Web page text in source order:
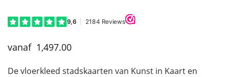
1,497.00
De vloerkleed stadskaarten van Kunst in Kaart en